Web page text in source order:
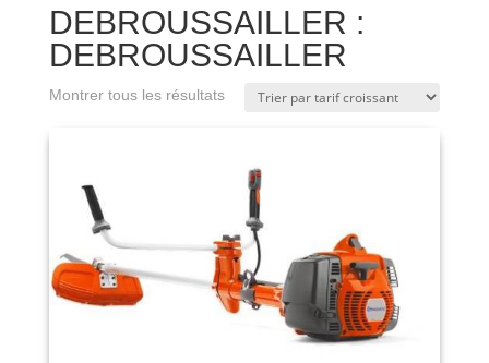
DEBROUSSAILLER :
DEBROUSSAILLER
Montrer tous les résultats